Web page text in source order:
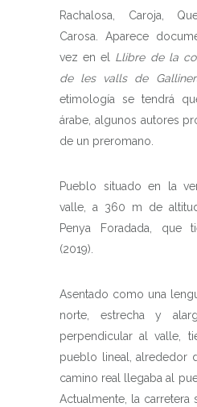
Rachalosa, Caroja,
Carosa. Aparece
vez en el Llibre de la
de les valls de
etimología se tendrá
árabe, algunos autores
de un preromano.
Pueblo situado en la
valle, a 360 m de
Penya Foradada, que
(2019).
Asentado como una
norte, estrecha y
perpendicular al valle,
pueblo lineal, alrededor
camino real llegaba al
Actualmente, la carretera